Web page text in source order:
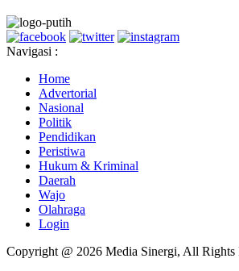
Navigasi :
Home
Advertorial
Nasional
Politik
Pendidikan
Peristiwa
Hukum & Kriminal
Daerah
Wajo
Olahraga
Login
Copyright @ 2026 Media Sinergi, All Rights